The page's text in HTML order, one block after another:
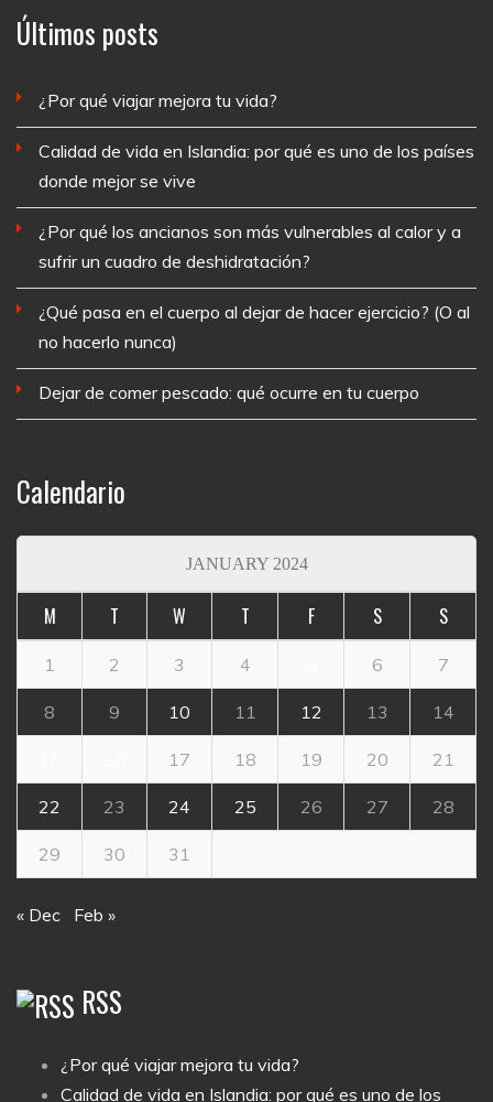
Últimos posts
¿Por qué viajar mejora tu vida?
Calidad de vida en Islandia: por qué es uno de los países
donde mejor se vive
¿Por qué los ancianos son más vulnerables al calor y a
sufrir un cuadro de deshidratación?
¿Qué pasa en el cuerpo al dejar de hacer ejercicio? (O al
no hacerlo nunca)
Dejar de comer pescado: qué ocurre en tu cuerpo
Calendario
JANUARY 2024
M T W T F S S
1 2 3 4 6 7
8 9 10 11 12 13 14
17 18 19 20 21
22 23 24 25 26 27 28
29 30 31
« Dec Feb »
RSS
¿Por qué viajar mejora tu vida?
Calidad de vida en Islandia: por qué es uno de los